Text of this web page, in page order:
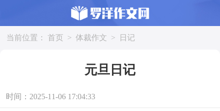
当前位置： 首页 > 体裁作文 > 日记
元旦日记
时间：2025-11-06 17:04:33